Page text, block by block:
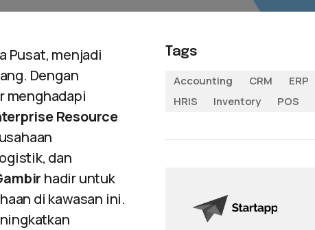
Pusat, menjadi
Dengan
menghadapi
Resource
dan
hadir untuk
di kawasan ini.
Tags
Accounting
CRM ERP
HRIS
Inventory POS